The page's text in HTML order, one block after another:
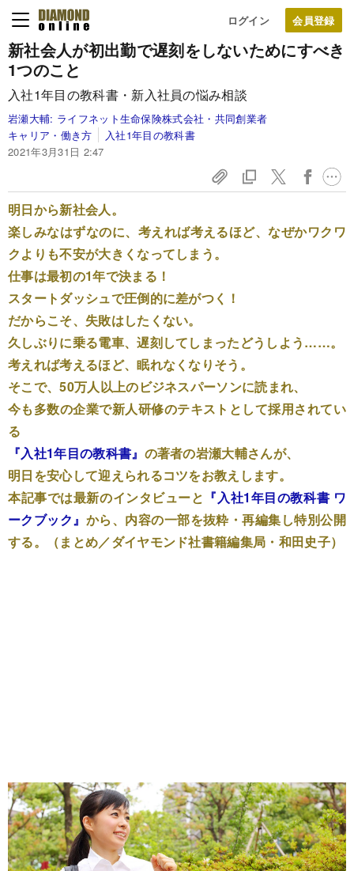
ログイン
新社会人が初出勤で遅刻をしないためにすべき
1つのこと
入社1年目の教科書・新入社員の悩み相談
岩瀬大輔: ライフネット生命保険株式会社・共同創業者
キャリア・働き方
入社1年目の教科書
2021年3月31日 2:47
明日から新社会人。
楽しみなはずなのに、考えれば考えるほど、なぜかワクワ
クよりも不安が大きくなってしまう。
仕事は最初の1年で決まる！
スタートダッシュで圧倒的に差がつく！
だからこそ、失敗はしたくない。
久しぶりに乗る電車、遅刻してしまったどうしよう……。
考えれば考えるほど、眠れなくなりそう。
そこで、50万人以上のビジネスパーソンに読まれ、
今も多数の企業で新人研修のテキストとして採用されてい
る
『入社1年目の教科書』 の著者の岩瀬大輔さんが、
明日を安心して迎えられるコツをお教えします。
本記事では最新のインタビューと 『入社1年目の教科書 ワ
ークブック』 から、内容の一部を抜粋・再編集し特別公開
する。（まとめ／ダイヤモンド社書籍編集局・和田史子）